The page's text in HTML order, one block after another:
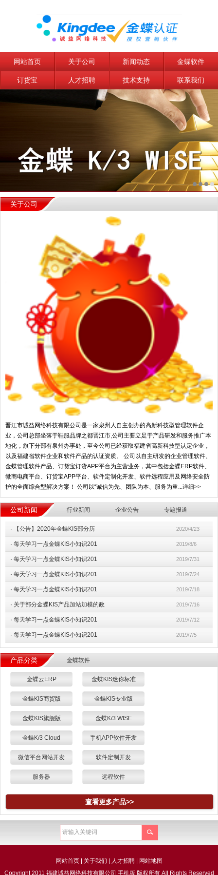
网站首页 关于公司 新闻动态 金蝶软件
订货宝 人才招聘 技术支持 联系我们
关于公司
晋江市诚益网络科技有限公司是一家泉州人自主创办的高新科技型管理软件企
业，公司总部坐落于鞋服品牌之都晋江市,公司主要立足于产品研发和服务推广本
地化，旗下分部有泉州办事处，至今公司已经获取福建省高新科技型认定企业，
以及福建省软件企业和软件产品的认证资质。 公司以自主研发的企业管理软件、
金蝶管理软件产品、订货宝订货APP平台为主营业务，其中包括金蝶ERP软件、
微商电商平台、订货宝APP平台、软件定制化开发、软件远程应用及网络安全防
护的全面综合型解决方案！ 公司以“诚信为先、团队为本、服务为重...详细>>
公司新闻 行业新闻 企业公告 专题报道
· 【公告】2020年金蝶KIS部分历 2020/4/23
· 每天学习一点金蝶KIS小知识201 2019/8/6
· 每天学习一点金蝶KIS小知识201 2019/7/31
· 每天学习一点金蝶KIS小知识201 2019/7/24
· 每天学习一点金蝶KIS小知识201 2019/7/18
· 关于部分金蝶KIS产品加站加模的政 2019/7/16
· 每天学习一点金蝶KIS小知识201 2019/7/12
· 每天学习一点金蝶KIS小知识201 2019/7/5
产品分类 金蝶软件
金蝶云ERP 金蝶KIS迷你标准
金蝶KIS商贸版 金蝶KIS专业版
金蝶KIS旗舰版 金蝶K/3 WISE
金蝶K/3 Cloud 手机APP软件开发
微信平台网站开发 软件定制开发
服务器 远程软件
查看更多产品>>
网站首页| 关于我们 人才招聘|
网站地图
Copyright 2011 福建诚益网络科技有限公司 手机版 版权所有 All Rights Reserved